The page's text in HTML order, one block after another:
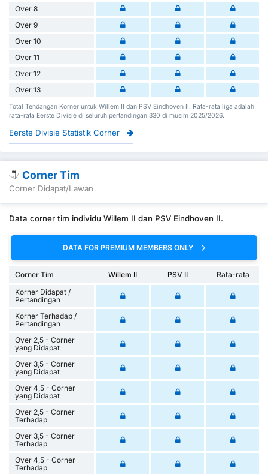
Over 8
Over 9
Over 10
Over 11
Over 12
Over 13
Total Tendangan Korner untuk Willem II dan PSV Eindhoven II. Rata-rata liga adalah
rata-rata Eerste Divisie di seluruh pertandingan 330 di musim 2025/2026.
Eerste Divisie Statistik Corner
Corner Tim
Corner Didapat/Lawan
Data corner tim individu Willem II dan PSV Eindhoven II.
DATA FOR PREMIUM MEMBERS ONLY
Corner Tim Willem II PSV II
Rata-rata
Korner Didapat /
Pertandingan
Korner Terhadap /
Pertandingan
Over 2,5 - Corner
yang Didapat
Over 3,5 - Corner
yang Didapat
Over 4,5 - Corner
yang Didapat
Over 2,5 - Corner
Terhadap
Over 3,5 - Corner
Terhadap
Over 4,5 - Corner
Terhadap